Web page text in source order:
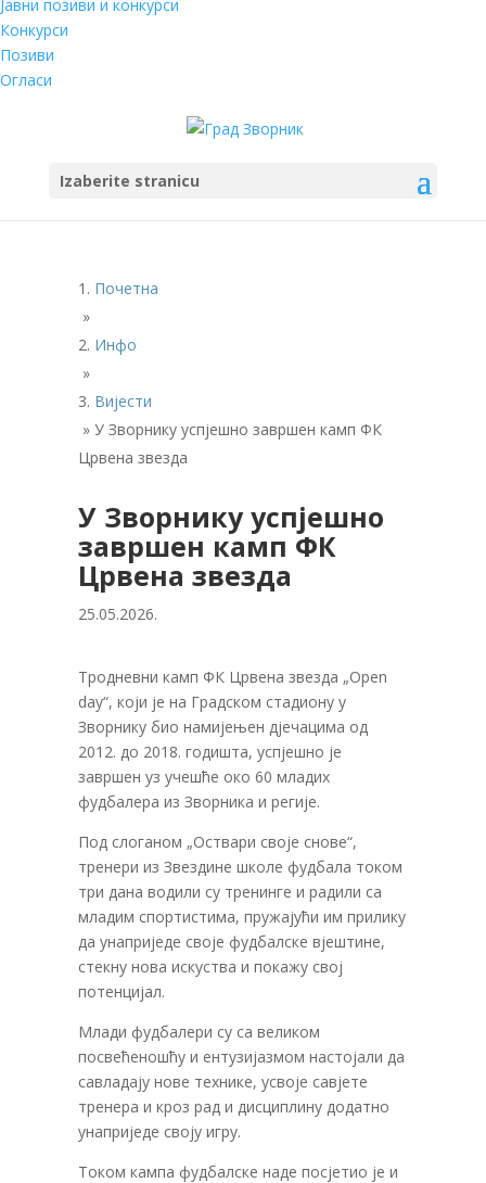
Јавни позиви и конкурси
Конкурси
Позиви
Огласи
Izaberite stranicu
Почетна
»
Инфо
»
Вијести
»У Зворнику успјешно завршен камп ФК
Црвена звезда
У Зворнику успјешно
завршен камп ФК
Црвена звезда
25.05.2026.
Тродневни камп ФК Црвена звезда „Open
day“, који је на Градском стадиону у
Зворнику био намијењен дјечацима од
2012. до 2018. годишта, успјешно је
завршен уз учешће око 60 младих
фудбалера из Зворника и регије.
Под слоганом „Оствари своје снове“,
тренери из Звездине школе фудбала током
три дана водили су тренинге и радили са
младим спортистима, пружајући им прилику
да унаприједе своје фудбалске вјештине,
стекну нова искуства и покажу свој
потенцијал.
Млади фудбалери су са великом
посвећеношћу и ентузијазмом настојали да
савладају нове технике, усвоје савјете
тренера и кроз рад и дисциплину додатно
унаприједе своју игру.
Током кампа фудбалске наде посјетио је и